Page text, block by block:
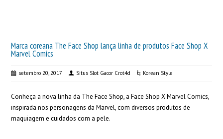
Marca coreana The Face Shop lança linha de produtos Face Shop X
Marvel Comics
setembro 20, 2017 Situs Slot Gacor Crot4d Korean Style
Conheça a nova linha da The Face Shop, a Face Shop X Marvel Comics,
inspirada nos personagens da Marvel, com diversos produtos de
maquiagem e cuidados com a pele.